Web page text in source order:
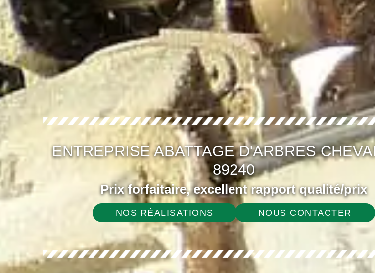
ENTREPRISE ABATTAGE D'ARBRES
89240
Prix forfaitaire, excellent rapport qualité/prix
NOS RÉALISATIONS NOUS CONTACTER